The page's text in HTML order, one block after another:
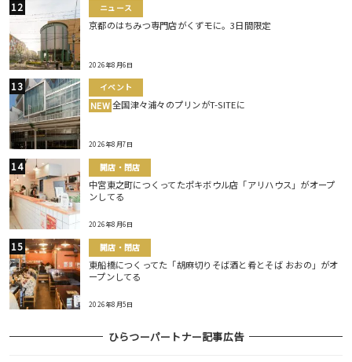
ニュース
京都のはちみつ専門店がくずモに。3日間限定
2026年8月6日
イベント
NEW 全国津々浦々のプリンがT-SITEに
2026年8月7日
開店・閉店
中宮東之町につくってたポキボウル店「アリハウス」がオープ
ンしてる
2026年8月6日
開店・閉店
東船橋につくってた「胡麻切りそば酒と肴とそば おおの」がオ
ープンしてる
2026年8月5日
ひらつーパートナー記事広告